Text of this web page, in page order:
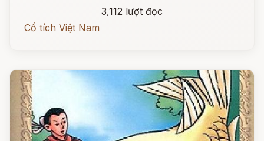
3,112 lượt đọc
Cổ tích Việt Nam